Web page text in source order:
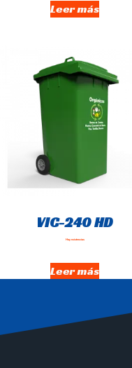
Leer más
VIC-240 HD
Hay existencias
Leer más